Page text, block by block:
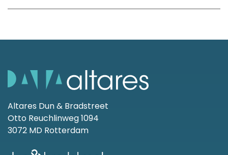
Altares Dun & Bradstreet
Otto Reuchlinweg 1094
3072 MD Rotterdam